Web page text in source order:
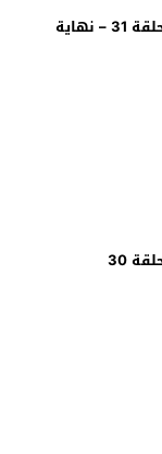
مسلسل السلطان عبد الحميد الموسم الرابع الحلقة 31 – نهاية
30